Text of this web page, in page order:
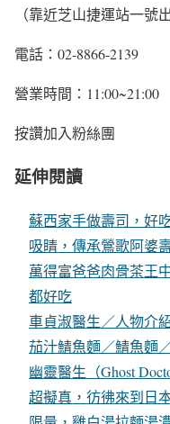
（靠近芝山捷運站一號出
電話：02-8866-2139
營業時間：11:00~21:00
按讚加入粉絲團
延伸閱讀
蘇西家手做壽司，好
吸睛，傳承鶯歌阿婆
萬得富爸爸肉骨茶王
都好吃
車貞淑醫生／人物介
茄汁鯖魚麵／鯖魚麵
幽靈醫生（Ghost
超擬真，彷彿來到日